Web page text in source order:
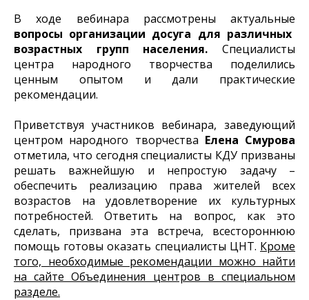
В ходе вебинара рассмотрены актуальные
вопросы организации досуга для различных
возрастных групп населения. Специалисты
центра народного творчества поделились
ценным опытом и дали практические
рекомендации.
Приветствуя участников вебинара, заведующий
центром народного творчества Елена Смурова
отметила, что сегодня специалисты КДУ призваны
решать важнейшую и непростую задачу –
обеспечить реализацию права жителей всех
возрастов на удовлетворение их культурных
потребностей. Ответить на вопрос, как это
сделать, призвана эта встреча, всестороннюю
помощь готовы оказать специалисты ЦНТ. Кроме
того, необходимые рекомендации можно найти
на сайте Объединения центров в специальном
разделе.